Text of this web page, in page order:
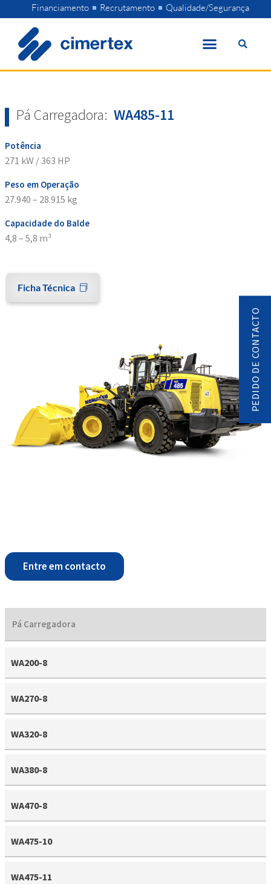
to
content
Financiamento Recrutamento Qualidade/Segurança
Pá Carregadora: WA485-11
Potência
271 kW / 363 HP
Peso em Operação
27.940 – 28.915 kg
Capacidade do Balde
4,8 – 5,8 m³
Ficha Técnica
Entre em contacto
Pá Carregadora
WA200-8
WA270-8
WA320-8
WA380-8
WA470-8
WA475-10
WA475-11
PEDIDO DE CONTACTO